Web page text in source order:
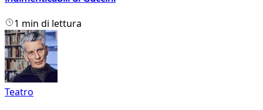
1 min di lettura
Teatro